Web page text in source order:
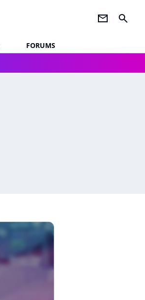
newsletter search
FORUMS